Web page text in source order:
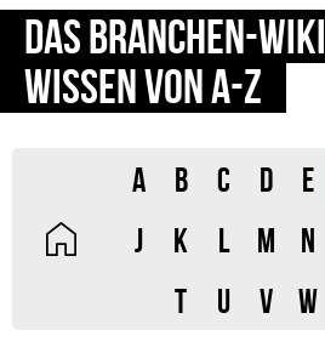
DAS BRANCHEN-WIKI
WISSEN VON A-Z
A B C D E
J
K L M N
T
U V W